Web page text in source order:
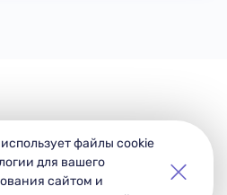
защищены. файлы cookie
для вашего
сайтом и